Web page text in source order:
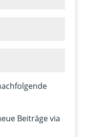
Beiträge via